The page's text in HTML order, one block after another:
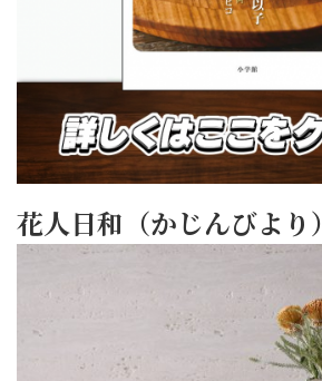
花人日和（かじんびより）